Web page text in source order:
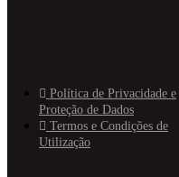
Política de Privacidade e
Proteção de Dados
Termos e Condições de
Utilização